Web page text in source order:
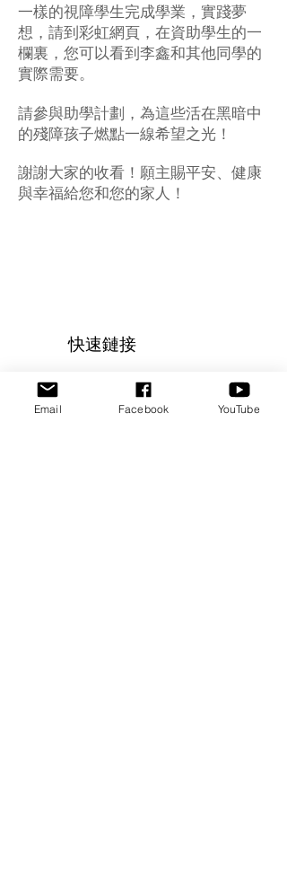
一樣的視障學生完成學業，實踐夢
想，請到彩虹網頁，在資助學生的一
欄裏，您可以看到李鑫和其他同學的
實際需要。
請參與助學計劃，為這些活在黑暗中
的殘障孩子燃點一線希望之光！
謝謝大家的收看！願主賜平安、健康
與幸福給您和您的家人！
快速鏈接
關於
活動
Email Facebook YouTube